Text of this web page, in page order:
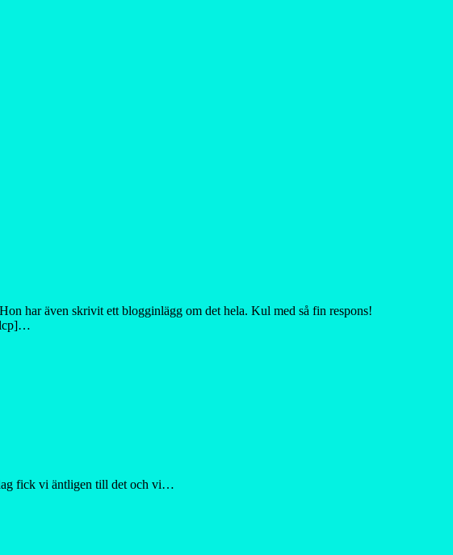
har även skrivit ett blogginlägg om det hela. Kul med så fin respons!
fick vi äntligen till det och vi…